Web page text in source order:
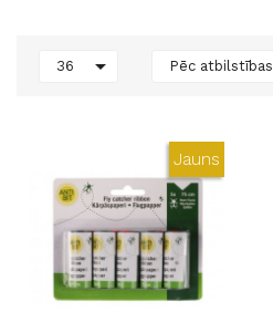
36  Pēc atbilstības
Jauns